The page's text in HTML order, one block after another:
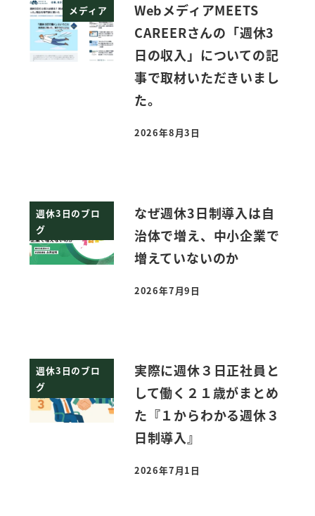
メディア
WebメディアMEETS
CAREERさんの「週休3
日の収入」についての記
事で取材いただきいまし
た。
投稿日
2026年8月3日
週休3日のブロ
グ
なぜ週休3日制導入は自
治体で増え、中小企業で
増えていないのか
投稿日
2026年7月9日
週休3日のブロ
グ
実際に週休３日正社員と
して働く２１歳がまとめ
た『１からわかる週休３
日制導入』
投稿日
2026年7月1日